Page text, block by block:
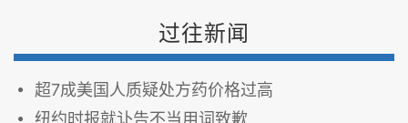
过往新闻
超7成美国人质疑处方药价格过高